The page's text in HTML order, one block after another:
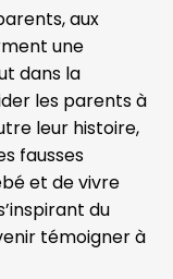
, aux
une
dans la
les parents à
leur histoire,
fausses
et de vivre
du
témoigner à